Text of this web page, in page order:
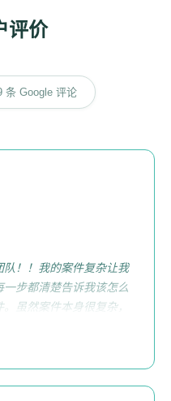
评价
条 Google 评论
！！我的案件复杂让我
步都清楚告诉我该怎么
虽然案件本身很复杂，
于顺利结案，结果比我
如果你也在为车祸理赔烦
！他们超专业又超靠